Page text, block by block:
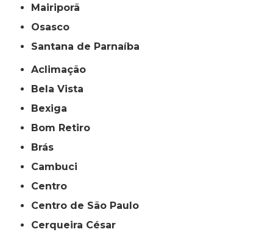
Mairiporã
Osasco
Santana de Parnaíba
Aclimação
Bela Vista
Bexiga
Bom Retiro
Brás
Cambuci
Centro
Centro de São Paulo
Cerqueira César